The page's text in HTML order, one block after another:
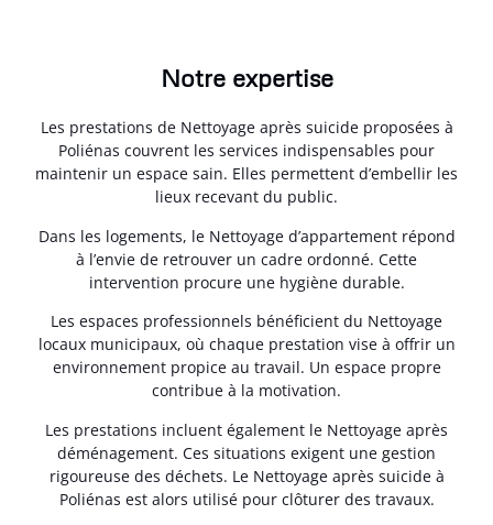
Notre expertise
Les prestations de Nettoyage après suicide proposées à
Poliénas couvrent les services indispensables pour
maintenir un espace sain. Elles permettent d’embellir les
lieux recevant du public.
Dans les logements, le Nettoyage d’appartement répond
à l’envie de retrouver un cadre ordonné. Cette
intervention procure une hygiène durable.
Les espaces professionnels bénéficient du Nettoyage
locaux municipaux, où chaque prestation vise à offrir un
environnement propice au travail. Un espace propre
contribue à la motivation.
Les prestations incluent également le Nettoyage après
déménagement. Ces situations exigent une gestion
rigoureuse des déchets. Le Nettoyage après suicide à
Poliénas est alors utilisé pour clôturer des travaux.